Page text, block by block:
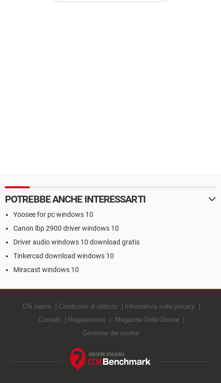
POTREBBE ANCHE INTERESSARTI
Yoosee for pc windows 10
Canon lbp 2900 driver windows 10
Driver audio windows 10 download gratis
Tinkercad download windows 10
Miracast windows 10
Chi siamo Condizioni di utilizzo
Informativa sulla privacy
Contatti
Regolamento
Magazine Delle Donne
Gestione dei cookie